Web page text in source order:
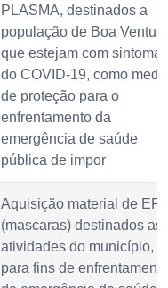
PLASMA, destinados a
população de Boa Ventura
que estejam com sintomas
do COVID-19, como
de proteção para o
enfrentamento da
emergência de saúde
pública de impor
Aquisição material de EPI
(mascaras) destinados as
atividades do município,
para fins de enfrentamento